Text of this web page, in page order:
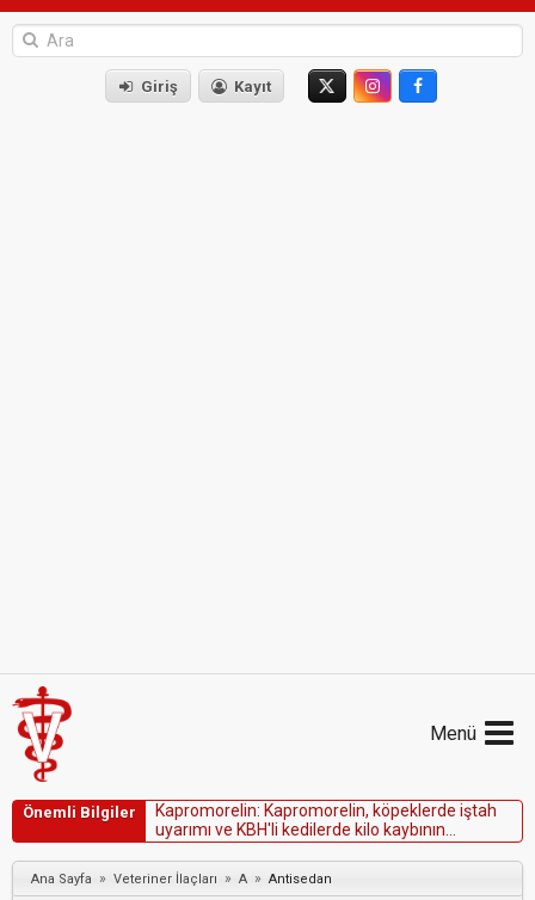
Giriş Kayıt
Menü
Önemli Bilgiler Kapromore in: Kapromore in, köpekerde iştah
uyarımı ve KBH' i kedi erde ki o kaybının
yönetimiiçinetiketlenmiştir.
Ana Sayfa » Veteriner İlaçları » A » Antisedan